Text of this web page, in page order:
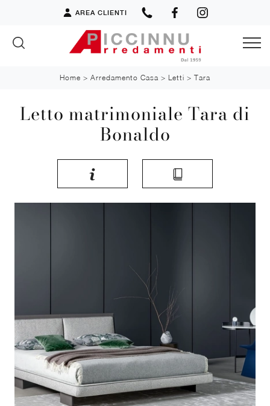
AREA CLIENTI
Home > Arredamento Casa > Letti > Tara
Letto matrimoniale Tara di
Bonaldo